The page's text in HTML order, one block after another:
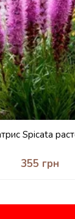
Spicata
355 грн